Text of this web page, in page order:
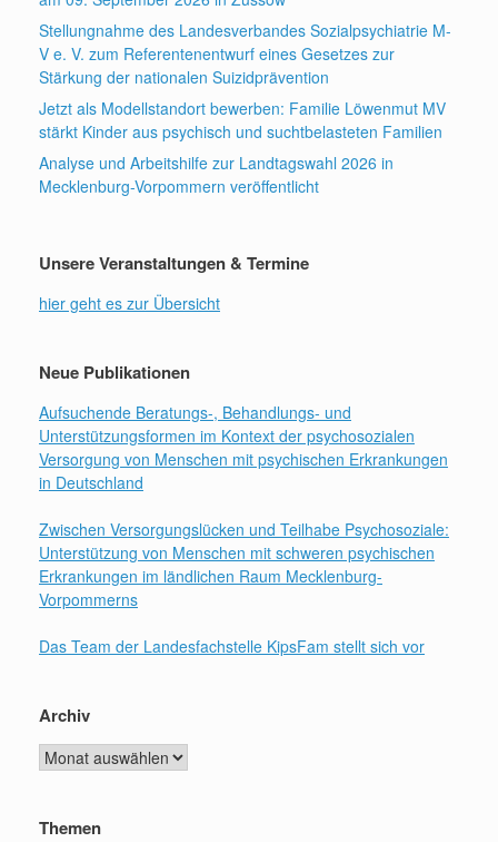
Stellungnahme des Landesverbandes Sozialpsychiatrie M-
V e. V. zum Referentenentwurf eines Gesetzes zur
Stärkung der nationalen Suizidprävention
Jetzt als Modellstandort bewerben: Familie Löwenmut MV
stärkt Kinder aus psychisch und suchtbelasteten Familien
Analyse und Arbeitshilfe zur Landtagswahl 2026 in
Mecklenburg-Vorpommern veröffentlicht
Unsere Veranstaltungen & Termine
hier geht es zur Übersicht
Neue Publikationen
Aufsuchende Beratungs-, Behandlungs- und
Unterstützungsformen im Kontext der psychosozialen
Versorgung von Menschen mit psychischen Erkrankungen
in Deutschland
Zwischen Versorgungslücken und Teilhabe Psychosoziale:
Unterstützung von Menschen mit schweren psychischen
Erkrankungen im ländlichen Raum Mecklenburg-
Vorpommerns
Das Team der Landesfachstelle KipsFam stellt sich vor
Archiv
Archiv
Themen